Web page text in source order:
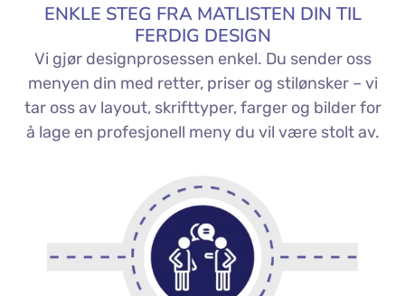
ENKLE STEG FRA MATLISTEN DIN TIL
FERDIG DESIGN
Vi gjør designprosessen enkel. Du sender oss
menyen din med retter, priser og stilønsker – vi
tar oss av layout, skrifttyper, farger og bilder for
å lage en profesjonell meny du vil være stolt av.